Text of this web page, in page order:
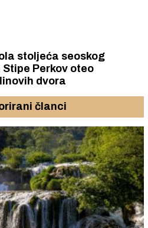
stoljeća seoskog
dvora
članci